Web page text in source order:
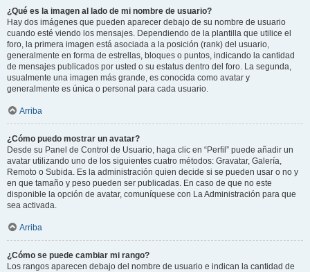
¿Qué es la imagen al lado de mi nombre de usuario?
Hay dos imágenes que pueden aparecer debajo de su nombre de usuario
cuando esté viendo los mensajes. Dependiendo de la plantilla que utilice el
foro, la primera imagen está asociada a la posición (rank) del usuario,
generalmente en forma de estrellas, bloques o puntos, indicando la cantidad
de mensajes publicados por usted o su estatus dentro del foro. La segunda,
usualmente una imagen más grande, es conocida como avatar y
generalmente es única o personal para cada usuario.
Arriba
¿Cómo puedo mostrar un avatar?
Desde su Panel de Control de Usuario, haga clic en “Perfil” puede añadir un
avatar utilizando uno de los siguientes cuatro métodos: Gravatar, Galería,
Remoto o Subida. Es la administración quien decide si se pueden usar o no y
en que tamaño y peso pueden ser publicadas. En caso de que no este
disponible la opción de avatar, comuníquese con La Administración para que
sea activada.
Arriba
¿Cómo se puede cambiar mi rango?
Los rangos aparecen debajo del nombre de usuario e indican la cantidad de